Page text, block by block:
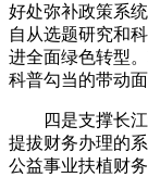
好处弥补政策系
自从选题研究和
进全面绿色转型
科普勾当的带动
四是支撑长江
提拔财务办理的
公益事业扶植财